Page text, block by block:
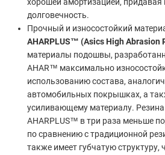
хорошей амортизацией, придавая
долговечность.
Прочный и износостойкий
AHARPLUS™ (Asics High Abrasion
материалы подошвы,
AHAR™ максимально
использованию состава,
автомобильных покрышках, а
усиливающему материалу.
AHARPLUS™ в три раза меньше
по сравнению с традиционной
также имеет губчатую структуру,